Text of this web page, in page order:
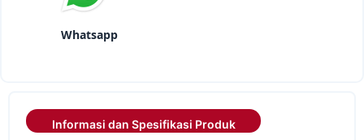
Whatsapp
Informasi dan Spesifikasi Produk